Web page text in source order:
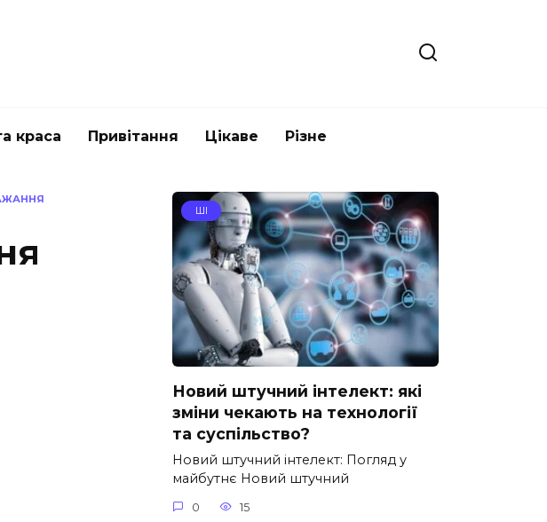
краса Привітання Цікаве Різне
ШІ
Новий штучний інтелект: які
зміни чекають на технології
та суспільство?
Новий штучний інтелект: Погляд у
майбутнє Новий штучний
0 15